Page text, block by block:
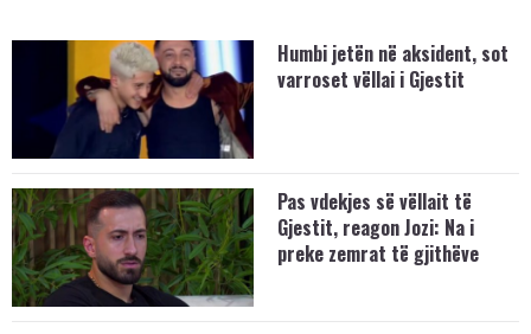
Humbi jetën në aksident, sot
varroset vëllai i Gjestit
Pas vdekjes së vëllait të
Gjestit, reagon Jozi: Na i
preke zemrat të gjithëve